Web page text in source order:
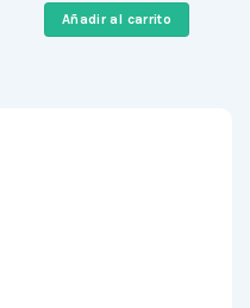
era:
799,00 €.
es:
222,00
Añadir al carrito